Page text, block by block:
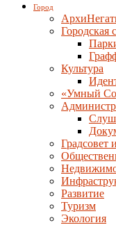
Город
Городская
Культура
«Умный
Градсовет
Развитие
Туризм
Экология